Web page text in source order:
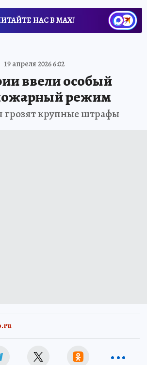
НАС В МАХ!
19 апреля 2026 6:02
ввели особый
режим
грозят крупные штрафы